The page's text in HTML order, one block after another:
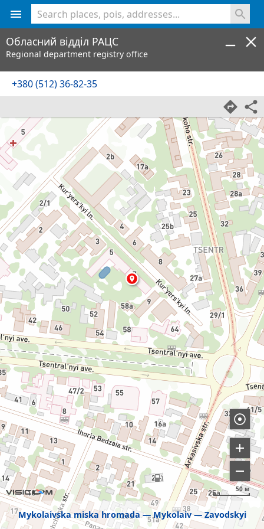
Mykolaivska miska hromada Mykolaiv Zavodskyi
50 м
Обласний відділ РАЦС
Regional department registry office
+380 (512) 36-82-35
<% console.log(hcard) %>